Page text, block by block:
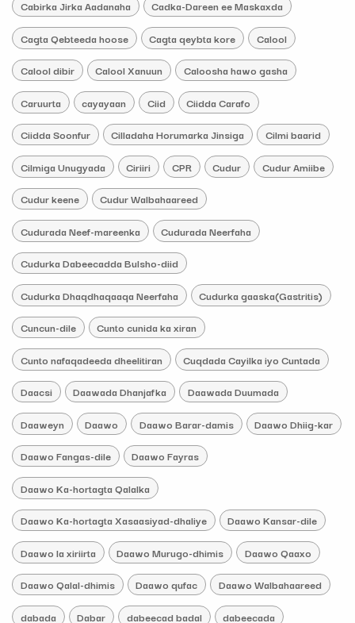
Cabirka Jirka Aadanaha Cadka-Dareen ee Maskaxda
Cagta Qebteeda hoose Cagta qeybta kore Calool
Calool dibir Calool Xanuun Caloosha hawo gasha
Caruurta cayayaan Ciid Ciidda Carafo
Ciidda Soonfur Cilladaha Horumarka Jinsiga Cilmi baarid
Cilmiga Unugyada Ciriiri CPR Cudur Cudur Amiibe
Cudur keene Cudur Walbahaareed
Cudurada Neef-mareenka Cudurada Neerfaha
Cudurka Dabeecadda Bulsho-diid
Cudurka Dhaqdhaqaaqa Neerfaha Cudurka gaaska(Gastritis)
Cuncun-dile Cunto cunida ka xiran
Cunto nafaqadeeda dheelitiran Cuqdada Cayilka iyo Cuntada
Daacsi Daawada Dhanjafka Daawada Duumada
Daaweyn Daawo Daawo Barar-damis Daawo Dhiig-kar
Daawo Fangas-dile Daawo Fayras
Daawo Ka-hortagta Qalalka
Daawo Ka-hortagta Xasaasiyad-dhaliye Daawo Kansar-dile
Daawo la xiriirta Daawo Murugo-dhimis Daawo Qaaxo
Daawo Qalal-dhimis Daawo qufac Daawo Walbahaareed
dabada Dabar dabeecad badal dabeecada